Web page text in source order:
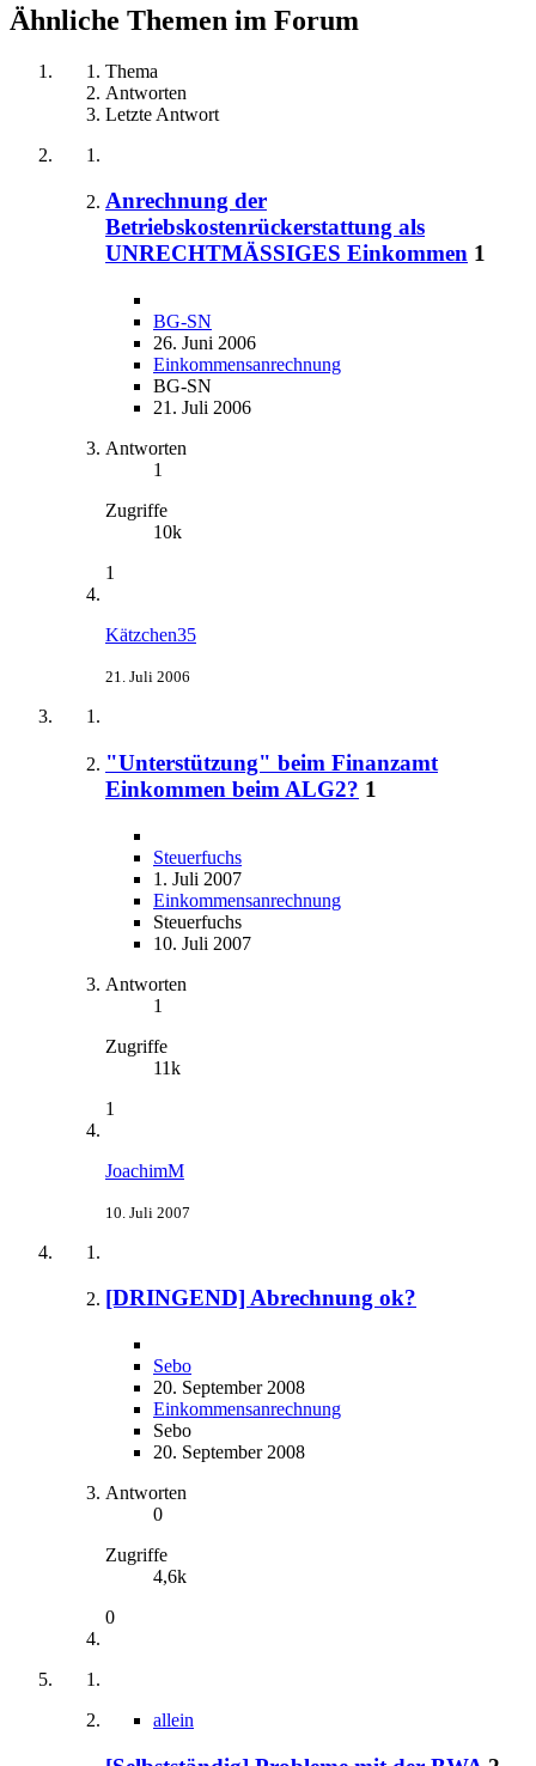
Ähnliche Themen im Forum
Thema
Antworten
Letzte Antwort
Anrechnung der
Betriebskostenrückerstattung als
UNRECHTMÄSSIGES Einkommen 1
BG-SN
26. Juni 2006
Einkommensanrechnung
BG-SN
21. Juli 2006
Antworten
1
Zugriffe
10k
1
Kätzchen35
21. Juli 2006
"Unterstützung" beim Finanzamt
Einkommen beim ALG2? 1
Steuerfuchs
1. Juli 2007
Einkommensanrechnung
Steuerfuchs
10. Juli 2007
Antworten
1
Zugriffe
11k
1
JoachimM
10. Juli 2007
[DRINGEND] Abrechnung ok?
Sebo
20. September 2008
Einkommensanrechnung
Sebo
20. September 2008
Antworten
0
Zugriffe
4,6k
0
allein